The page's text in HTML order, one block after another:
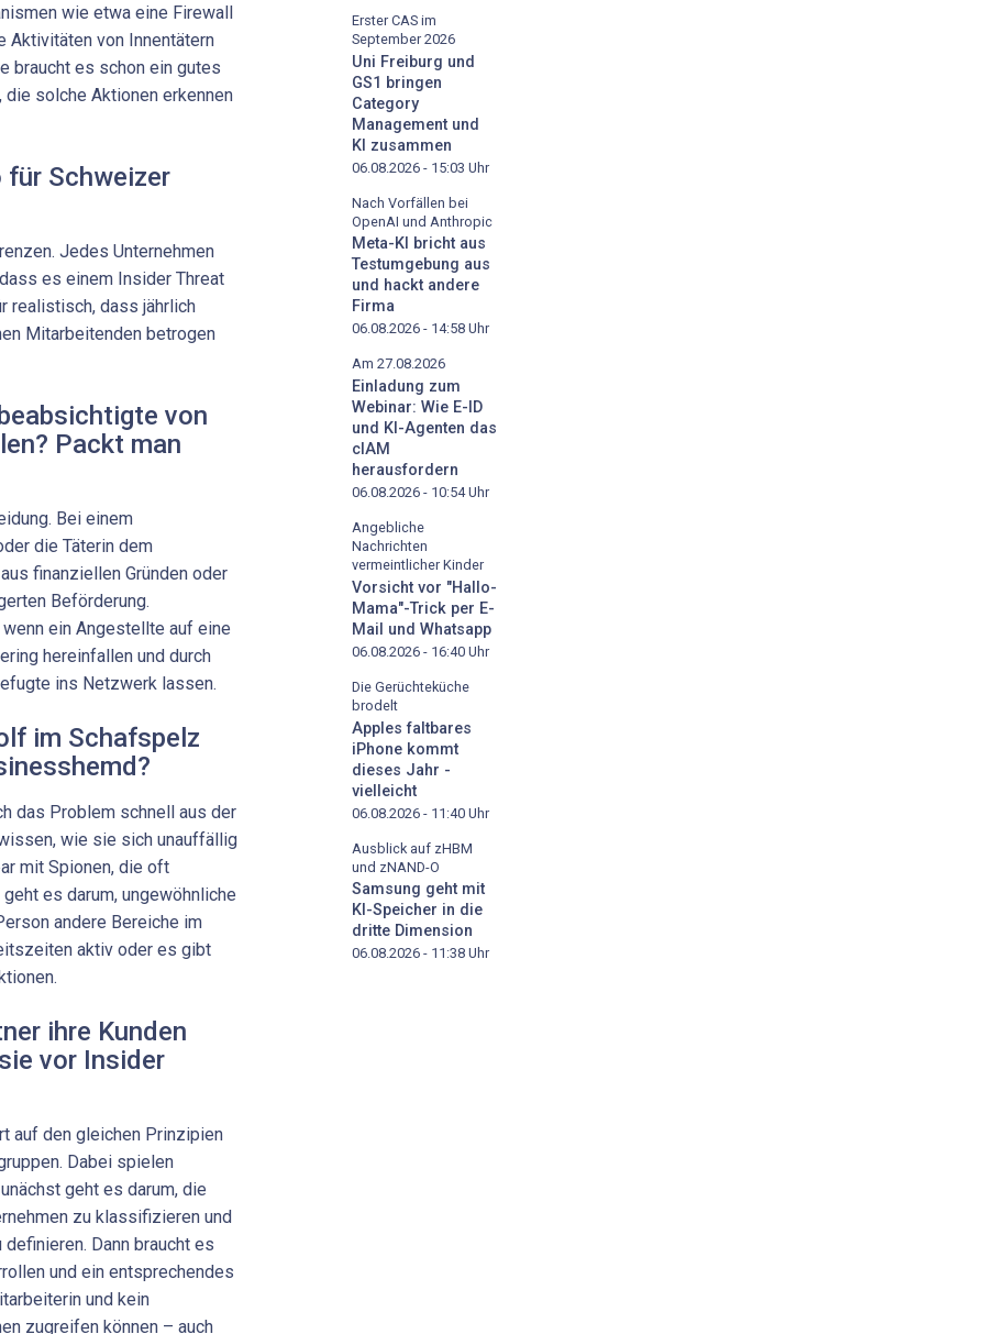
wie etwa eine Firewall
Aktivitäten von Innentätern
braucht es schon ein gutes
solche Aktionen erkennen
Schweizer
Jedes Unternehmen
es einem Insider Threat
realistisch, dass jährlich
Mitarbeitenden betrogen
von
Packt man
Bei einem
die Täterin dem
finanziellen Gründen oder
Beförderung.
ein Angestellte auf eine
herein­fallen und durch
ins Netzwerk lassen.
im Schafspelz
das Problem schnell aus der
wie sie sich unauffällig
mit Spionen, die oft
es darum, ungewöhnliche
andere Bereiche im
aktiv oder es gibt
ihre Kunden
vor Insider
auf den gleichen Prinzipien
Dabei spielen
geht es darum, die
zu klassifizieren und
Dann braucht es
und ein entsprechendes
und kein
zugreifen können – auch
Erster CAS im
September 2026
Uni Freiburg und
GS1 bringen
Category
Management und
KI zusammen
06.08.2026 - 15:03 Uhr
Nach Vorfällen bei
OpenAI und Anthropic
Meta-KI bricht aus
Testumgebung aus
und hackt andere
Firma
06.08.2026 - 14:58 Uhr
Am 27.08.2026
Einladung zum
Webinar: Wie E-ID
und KI-Agenten das
cIAM
herausfordern
06.08.2026 - 10:54Uhr
Angebliche
Nachrichten
vermeintlicher Kinder
Vorsicht vor "Hallo-
Mama"-Trick per E-
Mail und Whatsapp
06.08.2026 - 16:40 Uhr
Die Gerüchteküche
brodelt
Apples faltbares
iPhone kommt
dieses Jahr -
vielleicht
06.08.2026 - 11:40 Uhr
Ausblick auf zHBM
und zNAND-O
Samsung geht mit
KI-Speicher in die
dritte Dimension
06.08.2026 - 11:38 Uhr